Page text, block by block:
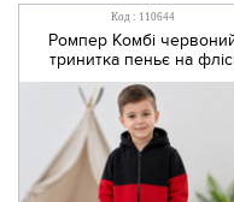
Код : 110644
Ромпер Комбі
тринитка пеньє на